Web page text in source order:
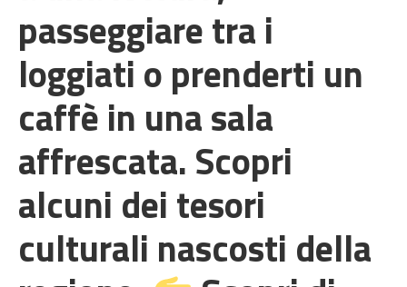
passeggiare tra i
loggiati o prenderti un
caffè in una sala
affrescata. Scopri
alcuni dei tesori
culturali nascosti della